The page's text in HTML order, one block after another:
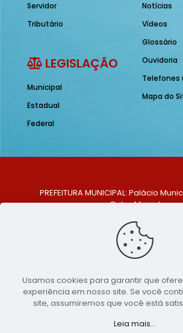
Servidor
Tributário
LEGISLAÇÃO
Municipal
Estadual
Federal
Notícias
Vídeos
Glossário
Ouvidoria
Telefones
Mapa do
PREFEITURA MUNICIPAL: Palácio
Celso Maciel
Centro, São Bento do Una - PE. CEP:
TELEFONE: (81) 99548-
E-MAIL:
Copyright 2021-2026 - Assessoria de
Prefeitura de São Bento do
Usamos cookies para garantir que
experiência em nosso site. Se você
site, assumiremos que você está
Leia mais...